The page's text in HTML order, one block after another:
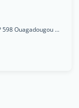
Secteur 06 Gounghin/ Ouagadougou04 BP 598 Ouagadougou 04, Centre